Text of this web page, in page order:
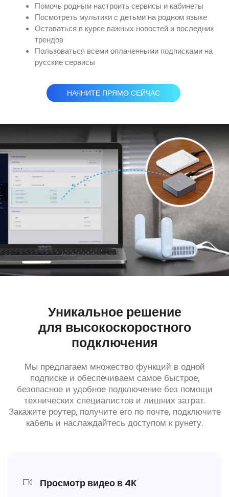
Помочь родным настроить сервисы и кабинеты
Посмотреть мультики с детьми на родном языке
Оставаться в курсе важных новостей и последних
трендов
Пользоваться всеми оплаченными подписками на
русские сервисы
НАЧНИТЕ ПРЯМО СЕЙЧАС
Уникальное решение
для высокоскоростного
подключения
Мы предлагаем множество функций в одной
подписке и обеспечиваем самое быстрое,
безопасное и удобное подключение без помощи
технических специалистов и лишних затрат.
Закажите роутер, получите его по почте, подключите
кабель и наслаждайтесь доступом к рунету.
Просмотр видео в 4К